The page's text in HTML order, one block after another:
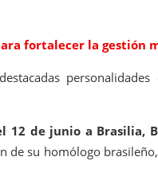
fortalecer la gestión
12 de junio a Brasilia,
de su homólogo